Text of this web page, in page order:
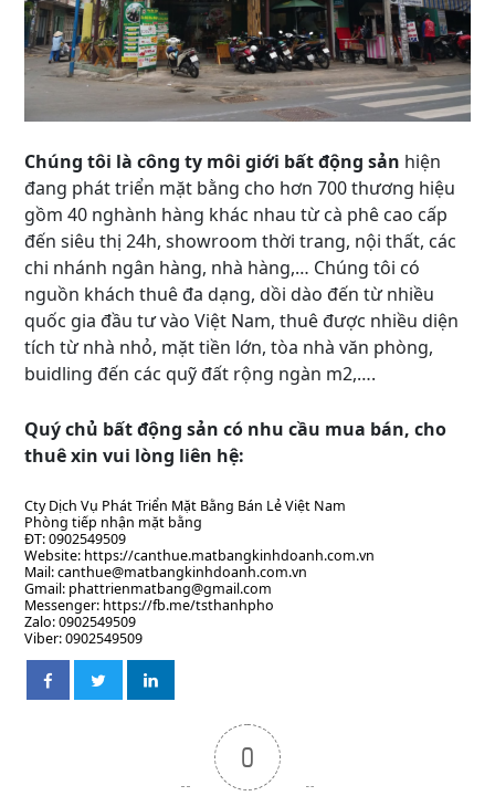
Chúng tôi là công ty môi giới bất động sản hiện
đang phát triển mặt bằng cho hơn 700 thương hiệu
gồm 40 nghành hàng khác nhau từ cà phê cao cấp
đến siêu thị 24h, showroom thời trang, nội thất, các
chi nhánh ngân hàng, nhà hàng,… Chúng tôi có
nguồn khách thuê đa dạng, dồi dào đến từ nhiều
quốc gia đầu tư vào Việt Nam, thuê được nhiều diện
tích từ nhà nhỏ, mặt tiền lớn, tòa nhà văn phòng,
buidling đến các quỹ đất rộng ngàn m2,….
Quý chủ bất động sản có nhu cầu mua bán, cho
thuê xin vui lòng liên hệ:
Cty Dịch Vụ Phát Triển Mặt Bằng Bán Lẻ Việt Nam
Phòng tiếp nhận mặt bằng
ĐT: 0902549509
Website: https://canthue.matbangkinhdoanh.com.vn
Mail: canthue@matbangkinhdoanh.com.vn
Gmail: phattrienmatbang@gmail.com
Messenger: https://fb.me/tsthanhpho
Zalo: 0902549509
Viber: 0902549509
0